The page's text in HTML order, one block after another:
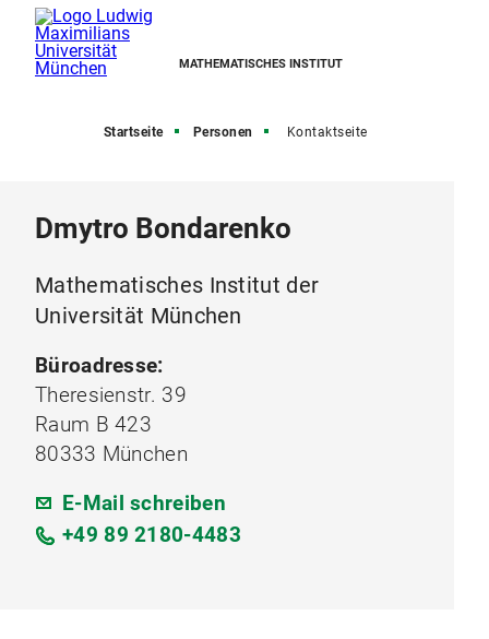
MATHEMATISCHES INSTITUT
Startseite Personen Kontaktseite
Dmytro Bondarenko
Mathematisches Institut der
Universität München
Büroadresse:
Theresienstr. 39
Raum B 423
80333 München
E-Mail schreiben
+49 89 2180-4483